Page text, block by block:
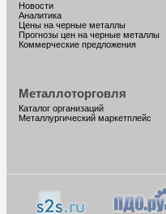
Новости
Аналитика
Цены на черные металлы
Прогнозы цен на черные металлы
Коммерческие предложения
Металлоторговля
Каталог организаций
Металлургический маркетплейс